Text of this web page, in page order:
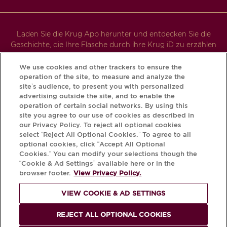
Laden Sie die Krug App herunter und entdecken Sie die
Geschichte, die Ihre Flasche durch ihre Krug iD zu erzählen
hat.
DER MISSBRAUCH VON ALKOHOL IST
GEFÄHRLICH FÜR DIE GESUNDHEIT.
BITTE KONSUMIEREN SIE IM
MODERATEN MENGEN.
© Krug 2026
We use cookies and other trackers to ensure the
operation of the site, to measure and analyze the
site’s audience, to present you with personalized
advertising outside the site, and to enable the
operation of certain social networks. By using this
site you agree to our use of cookies as described in
our Privacy Policy. To reject all optional cookies
select “Reject All Optional Cookies.” To agree to all
optional cookies, click “Accept All Optional
Cookies.” You can modify your selections though the
“Cookie & Ad Settings” available here or in the
browser footer. View Privacy Policy.
VIEW COOKIE & AD SETTINGS
REJECT ALL OPTIONAL COOKIES